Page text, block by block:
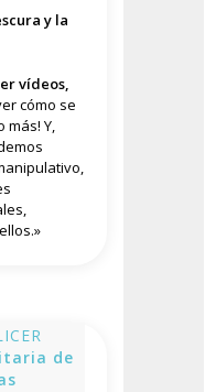
y la
vídeos,
cómo se
más! Y,
de